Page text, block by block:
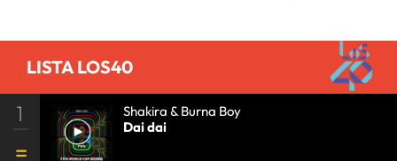
LISTA LOS40
1
Shakira & Burna Boy
Dai dai